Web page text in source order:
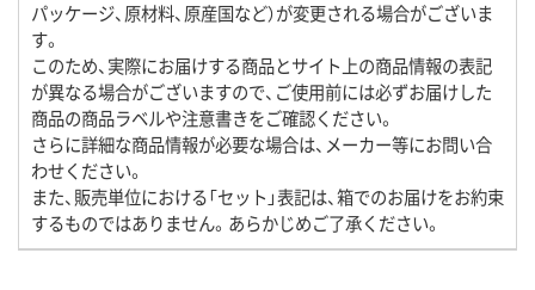
パッケージ、原材料、原産国など）が変更される場合がございま
す。
このため、実際にお届けする商品とサイト上の商品情報の表記
が異なる場合がございますので、ご使用前には必ずお届けした
商品の商品ラベルや注意書きをご確認ください。
さらに詳細な商品情報が必要な場合は、メーカー等にお問い合
わせください。
また、販売単位における「セット」表記は、箱でのお届けをお約束
するものではありません。あらかじめご了承ください。